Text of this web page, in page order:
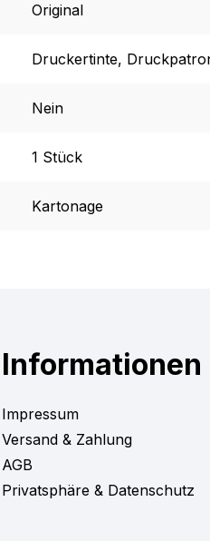
Original
Druckertinte,
Nein
1 Stück
Kartonage
Informationen
Impressum
Versand & Zahlung
AGB
Privatsphäre & Datenschutz